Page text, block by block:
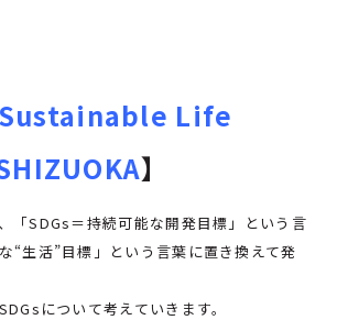
Sustainable Life
】
「SDGs＝持続可能な開発目標」という言
“生活”目標」という言葉に置き換えて発
について考えていきます。